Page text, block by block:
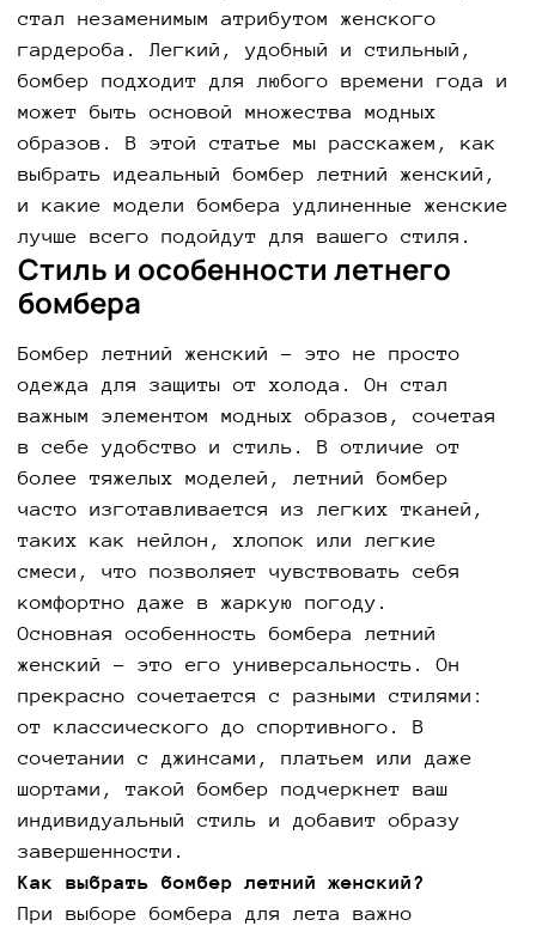
стал незаменимым атрибутом женского
гардероба. Легкий, удобный и стильный,
бомбер подходит для любого времени года и
может быть основой множества модных
образов. В этой статье мы расскажем, как
выбрать идеальный бомбер летний женский,
и какие модели бомбера удлиненные женские
лучше всего подойдут для вашего стиля.
Стиль и особенности летнего
бомбера
Бомбер летний женский – это не просто
одежда для защиты от холода. Он стал
важным элементом модных образов, сочетая
в себе удобство и стиль. В отличие от
более тяжелых моделей, летний бомбер
часто изготавливается из легких тканей,
таких как нейлон, хлопок или легкие
смеси, что позволяет чувствовать себя
комфортно даже в жаркую погоду.
Основная особенность бомбера летний
женский – это его универсальность. Он
прекрасно сочетается с разными стилями:
от классического до спортивного. В
сочетании с джинсами, платьем или даже
шортами, такой бомбер подчеркнет ваш
индивидуальный стиль и добавит образу
завершенности.
Как выбрать бомбер летний женский?
При выборе бомбера для лета важно